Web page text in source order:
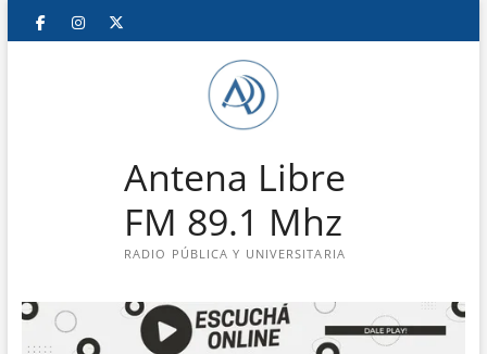
Saltar
FacebookInstagram
Antena Libre
FM 89.1 Mhz
RADIO PÚBLICA Y UNIVERSITARIA